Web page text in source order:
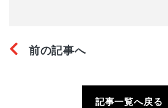
前の記事へ
記事一覧へ戻る